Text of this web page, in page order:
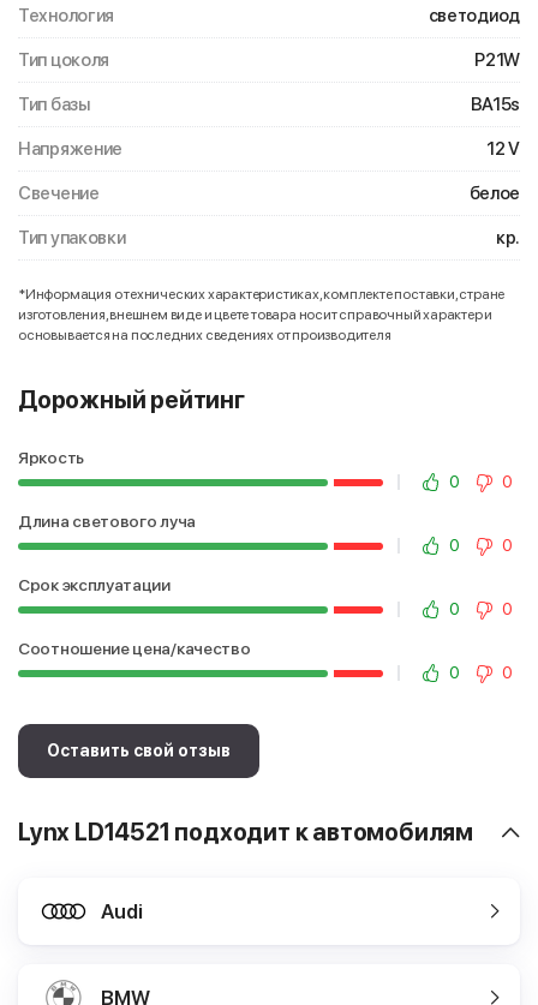
Технология светодиод
Тип цоколя P21W
Тип базы BA15s
Напряжение 12 V
Свечение белое
Тип упаковки кр.
*Информация о технических характеристиках, комплекте поставки, стране
изготовления, внешнем виде и цвете товара носит справочный характер и
основывается на последних сведениях от производителя
Дорожный рейтинг
Яркость
0
0
Длина светового луча
0
0
Срок эксплуатации
0
0
Соотношение цена/качество
0
0
Оставить свой отзыв
Lynx LD14521 подходит к автомобилям
Audi
BMW